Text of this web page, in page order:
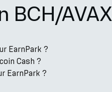
BCH/AVAX
EarnPark ?
Cash ?
EarnPark ?